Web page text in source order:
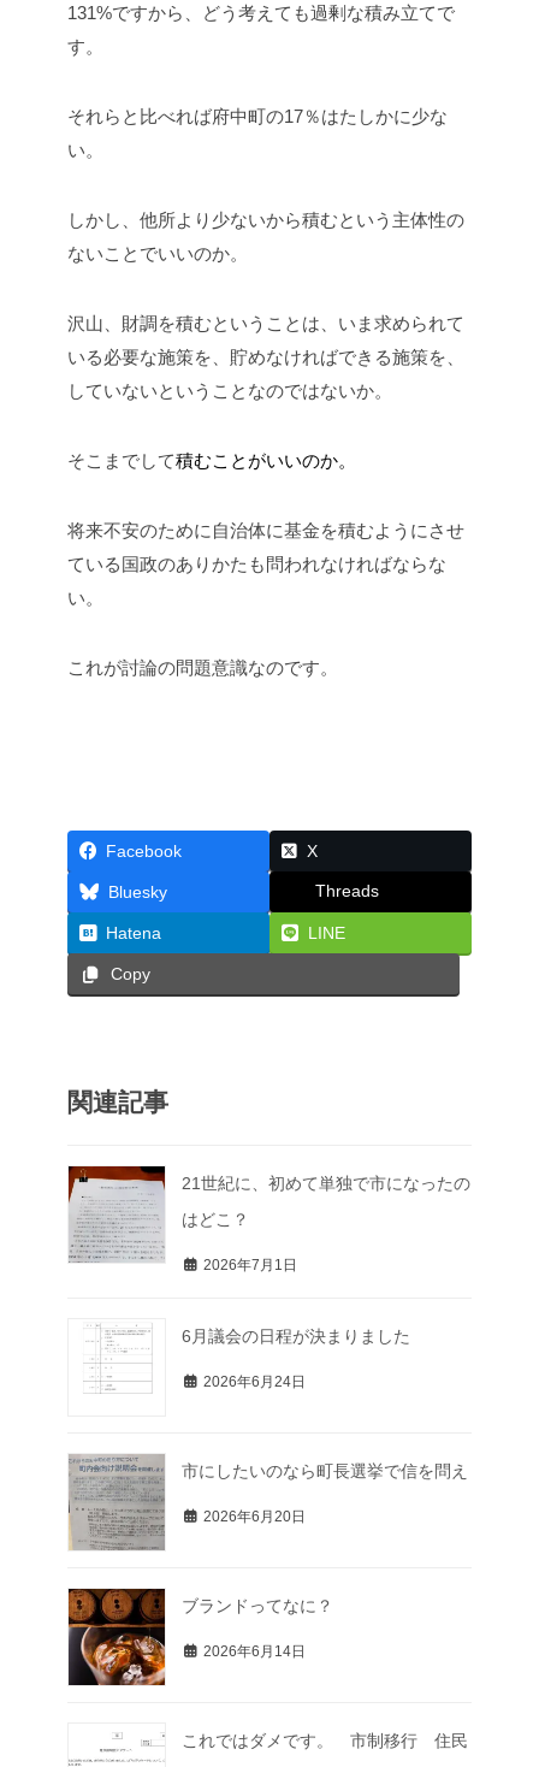
131%ですから、どう考えても過剰な積み立てで
す。
それらと比べれば府中町の17％はたしかに少な
い。
しかし、他所より少ないから積むという主体性の
ないことでいいのか。
沢山、財調を積むということは、いま求められて
いる必要な施策を、貯めなければできる施策を、
していないということなのではないか。
そこまでして積むことがいいのか。
将来不安のために自治体に基金を積むようにさせ
ている国政のありかたも問われなければならな
い。
これが討論の問題意識なのです。
Facebook X
Bluesky Threads
Hatena LINE
Copy
関連記事
21世紀に、初めて単独で市になったの
はどこ？
2026年7月1日
6月議会の日程が決まりました
2026年6月24日
市にしたいのなら町長選挙で信を問え
2026年6月20日
ブランドってなに？
2026年6月14日
これではダメです。 市制移行 住民